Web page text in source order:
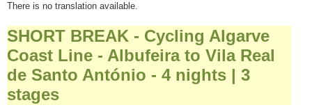
There is no translation available.
SHORT BREAK - Cycling Algarve
Coast Line - Albufeira to Vila Real
de Santo António - 4 nights | 3
stages